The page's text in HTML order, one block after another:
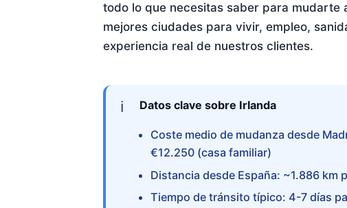
todo lo que necesitas saber para mudarte
mejores ciudades para vivir, empleo,
experiencia real de nuestros clientes.
Datos clave sobre Irlanda
Coste medio de mudanza desde
€12.250 (casa familiar)
Distancia desde España: ~1.886
Tiempo de tránsito típico: 4-7 días